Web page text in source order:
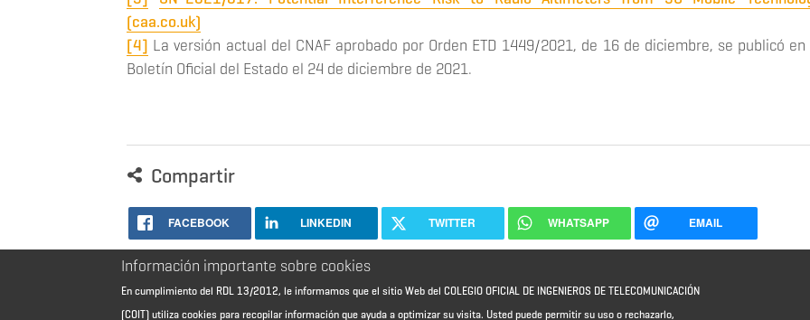
(caa.co.uk)
[4] La versión actual del CNAF aprobado por Orden ETD 1449/2021, de 16 de diciembre, se publicó en
Boletín Oficial del Estado el 24 de diciembre de 2021.
Compartir
FACEBOOK LINKEDIN TWITTER WHATSAPP EMAIL
Información importante sobre cookies
En cumplimiento del RDL 13/2012, le informamos que el sitio Web del COLEGIO OFICIAL DE INGENIEROS DE TELECOMUNICACIÓN
(COIT) utiliza cookies para recopilar información que ayuda a optimizar su visita. Usted puede permitir su uso o rechazarlo,